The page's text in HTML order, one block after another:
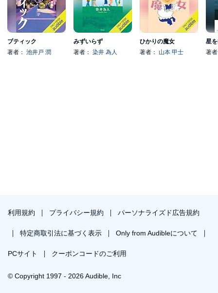
ブティック
著者： 池井戸 潤
みずいらず
著者： 染井 為人
ひかりの魔女
著者： 山本 甲士
星
著
利用規約 プライバシー規約 パーソナライズド広告規約
特定商取引法に基づく表示 Only from Audibleについて
PCサイト クーポンコードのご利用
© Copyright 1997 - 2026 Audible, Inc